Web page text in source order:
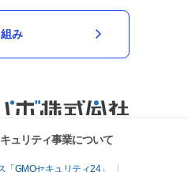
み
ュリティ事業について
GMOセキュリティ24」